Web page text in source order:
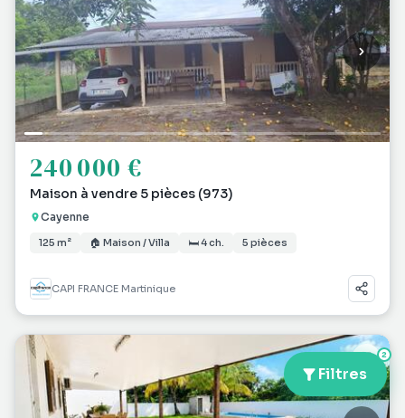
Filtres
2
240 000 €
Maison à vendre 5 pièces (973)
Cayenne
125 m² 🏠 Maison / Villa 🛏 4 ch. 5 pièces
CAPI FRANCE Martinique
♡